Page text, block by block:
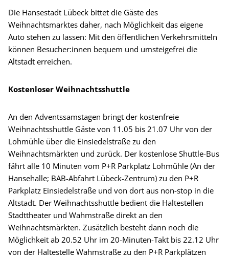
Die Hansestadt Lübeck bittet die Gäste des
Weihnachtsmarktes daher, nach Möglichkeit das eigene
Auto stehen zu lassen: Mit den öffentlichen Verkehrsmitteln
können Besucher:innen bequem und umsteigefrei die
Altstadt erreichen.
Kostenloser Weihnachtsshuttle
An den Adventssamstagen bringt der kostenfreie
Weihnachtsshuttle Gäste von 11.05 bis 21.07 Uhr von der
Lohmühle über die Einsiedelstraße zu den
Weihnachtsmärkten und zurück. Der kostenlose Shuttle-Bus
fährt alle 10 Minuten vom P+R Parkplatz Lohmühle (An der
Hansehalle; BAB-Abfahrt Lübeck-Zentrum) zu den P+R
Parkplatz Einsiedelstraße und von dort aus non-stop in die
Altstadt. Der Weihnachtsshuttle bedient die Haltestellen
Stadttheater und Wahmstraße direkt an den
Weihnachtsmärkten. Zusätzlich besteht dann noch die
Möglichkeit ab 20.52 Uhr im 20-Minuten-Takt bis 22.12 Uhr
von der Haltestelle Wahmstraße zu den P+R Parkplätzen